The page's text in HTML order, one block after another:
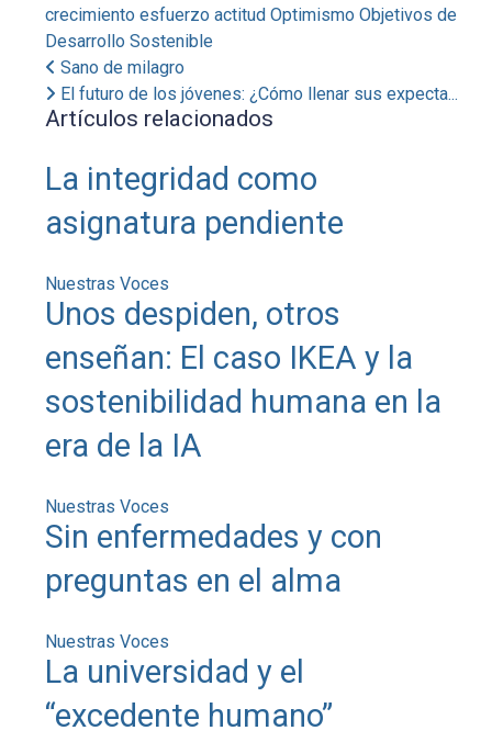
crecimiento esfuerzo actitud Optimismo Objetivos de
Desarrollo Sostenible
Sano de milagro
El futuro de los jóvenes: ¿Cómo llenar sus expecta...
Artículos relacionados
La integridad como
asignatura pendiente
Nuestras Voces
Unos despiden, otros
enseñan: El caso IKEA y la
sostenibilidad humana en la
era de la IA
Nuestras Voces
Sin enfermedades y con
preguntas en el alma
Nuestras Voces
La universidad y el
“excedente humano”